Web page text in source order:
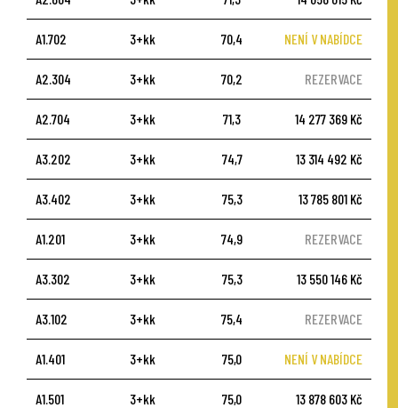
A1.702 3+kk 70,4 NENÍ V NABÍDCE
A2.304 3+kk 70,2 REZERVACE
A2.704 3+kk 71,3 14 277 369 Kč
A3.202 3+kk 74,7 13 314 492 Kč
A3.402 3+kk 75,3 13 785 801 Kč
A1.201 3+kk 74,9 REZERVACE
A3.302 3+kk 75,3 13 550 146 Kč
A3.102 3+kk 75,4 REZERVACE
A1.401 3+kk 75,0 NENÍ V NABÍDCE
A1.501 3+kk 75,0 13 878 603 Kč